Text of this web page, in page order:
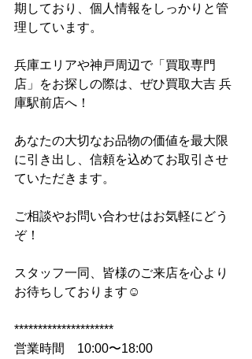
期しており、個人情報をしっかりと管
理しています。
兵庫エリアや神戸周辺で「買取専門
店」をお探しの際は、ぜひ買取大吉 兵
庫駅前店へ！
あなたの大切なお品物の価値を最大限
に引き出し、信頼を込めてお取引させ
ていただきます。
ご相談やお問い合わせはお気軽にどう
ぞ！
スタッフ一同、皆様のご来店を心より
お待ちしております☺
*********************
営業時間　10:00〜18:00